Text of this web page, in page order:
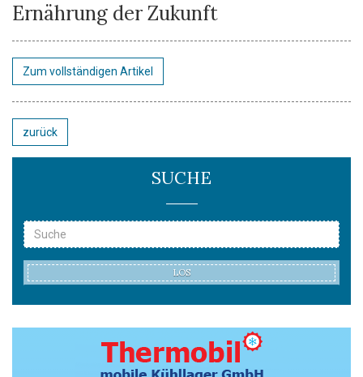
Ernährung der Zukunft
Zum vollständigen Artikel
zurück
SUCHE
LOS